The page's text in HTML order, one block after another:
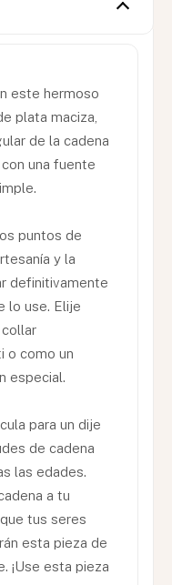
este hermoso
plata maciza,
de la cadena
una fuente
puntos de
y la
definitivamente
lo use. Elije
o como un
especial.
para un dije
de cadena
las edades.
a tu
tus seres
esta pieza de
¡Use esta pieza